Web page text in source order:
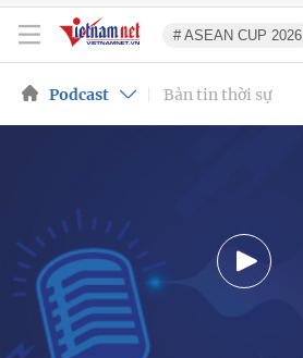
# ASEAN CUP 2026
Podcast Bản tin thời sự